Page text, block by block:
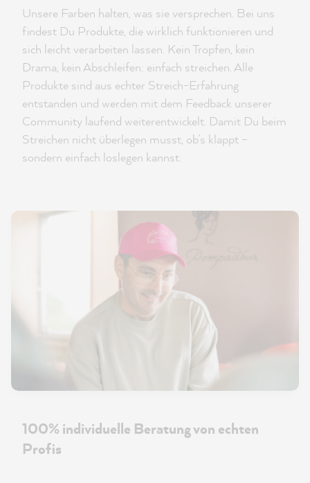
Unsere Farben halten, was sie versprechen. Bei uns
findest Du Produkte, die wirklich funktionieren und
sich leicht verarbeiten lassen. Kein Tropfen, kein
Drama, kein Abschleifen: einfach streichen. Alle
Produkte sind aus echter Streich-Erfahrung
entstanden und werden mit dem Feedback unserer
Community laufend weiterentwickelt. Damit Du beim
Streichen nicht überlegen musst, ob’s klappt –
sondern einfach loslegen kannst.
100% individuelle Beratung von echten
Profis